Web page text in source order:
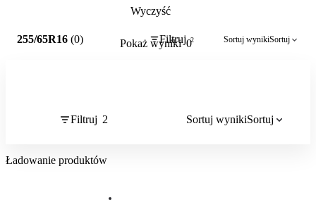
Wyczyść
Pokaż wyniki 0
255/65R16 (0) Filtruj 2 Sortuj wynikiSortuj
Filtruj 2 Sortuj wynikiSortuj
Ładowanie produktów